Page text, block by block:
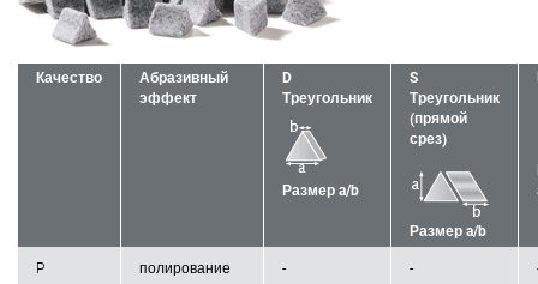
Качество
Абразивный
эффект
D
Треугольник
Размер a/b
S
Треугольник
(прямой
срез)
Размер a/b
P полирование - -